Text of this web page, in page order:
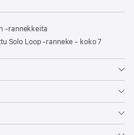
‑rannekkeita
Solo Loop ‑ranneke - koko 7